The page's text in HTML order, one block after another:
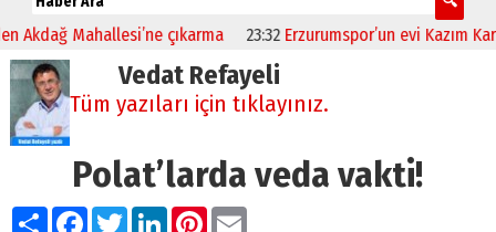
Mahallesi’ne çıkarma 23:32 Erzurumspor’un evi Kazım
Vedat Refayeli
Tüm yazıları için tıklayınız.
Polat’larda veda vakti!
PaylaşFacebook
TwitterLinkedIn
Pinterest
Email